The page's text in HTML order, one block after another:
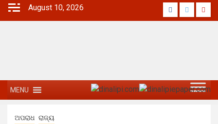
August 10, 2026
MENU
ଅପରାଧ ରାଜ୍ୟ